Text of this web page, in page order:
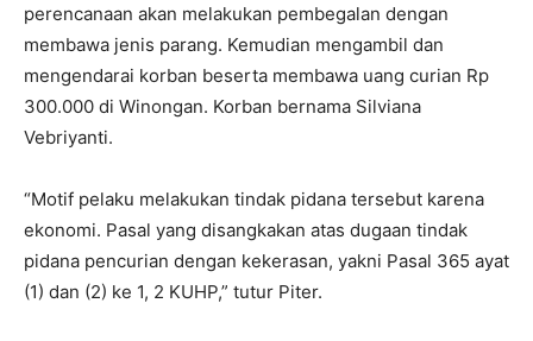
perencanaan akan melakukan pembegalan dengan
membawa jenis parang. Kemudian mengambil dan
mengendarai korban beserta membawa uang curian Rp
300.000 di Winongan. Korban bernama Silviana
Vebriyanti.
“Motif pelaku melakukan tindak pidana tersebut karena
ekonomi. Pasal yang disangkakan atas dugaan tindak
pidana pencurian dengan kekerasan, yakni Pasal 365 ayat
(1) dan (2) ke 1, 2 KUHP,” tutur Piter.